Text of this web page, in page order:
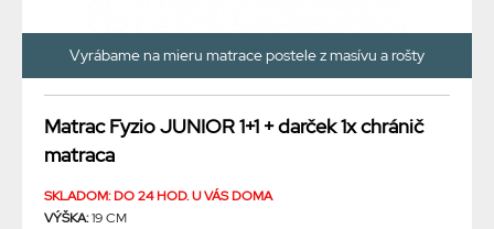
Vyrábame na mieru matrace postele z masívu a rošty
Matrac Fyzio JUNIOR 1+1 + darček 1x chránič
matraca
SKLADOM: DO 24 HOD. U VÁS DOMA
VÝŠKA:19 CM